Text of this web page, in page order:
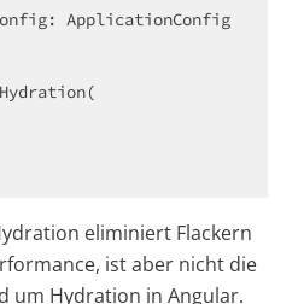
ApplicationConfig
eliminiert Flackern
ist aber nicht die
um Hydration in Angular.